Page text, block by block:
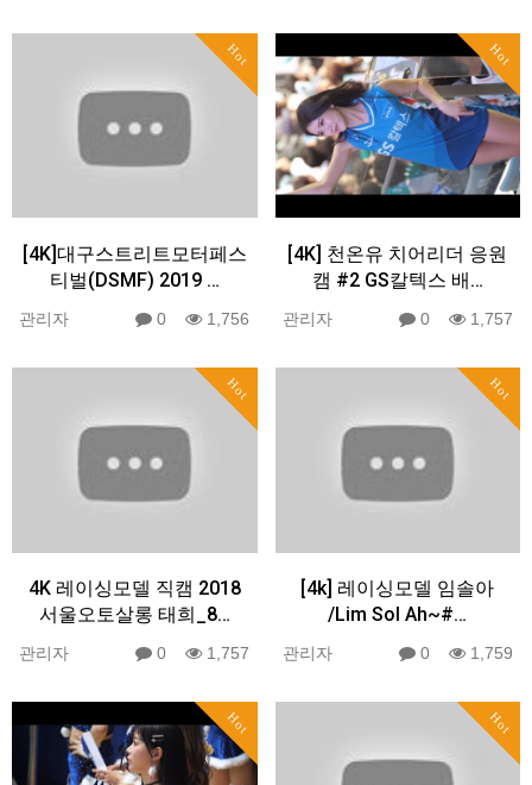
Hot
[4K]대구스트리트모터페스
티벌(DSMF) 2019 …
관리자 0 1,756
Hot
[4K] 천온유 치어리더 응원
캠 #2 GS칼텍스 배…
관리자 0 1,757
Hot
4K 레이싱모델 직캠 2018
서울오토살롱 태희_8…
관리자 0 1,757
Hot
[4k] 레이싱모델 임솔아
/Lim Sol Ah~#…
관리자 0 1,759
Hot Hot